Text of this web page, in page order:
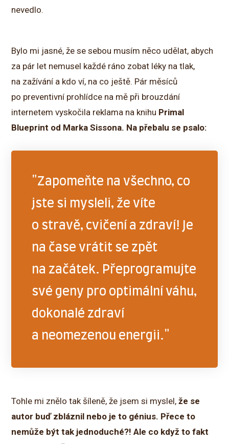
nevedlo.
Bylo mi jasné, že se sebou musím něco udělat, abych
za pár let nemusel každé ráno zobat léky na tlak,
na zažívání a kdo ví, na co ještě. Pár měsíců
po preventivní prohlídce na mě při brouzdání
internetem vyskočila reklama na knihu Primal
Blueprint od Marka Sissona. Na přebalu se psalo:
"Zapomeňte na všechno, co
jste si mysleli, že víte
o stravě, cvičení a zdraví! Je
na čase vrátit se zpět
na začátek. Přeprogramujte
své geny pro optimální váhu,
dokonalé zdraví
a neomezenou energii."
Tohle mi znělo tak šíleně, že jsem si myslel,že se
autor buď zbláznil nebo je to génius. Přece to
nemůže být tak jednoduché?! Ale co když to fakt